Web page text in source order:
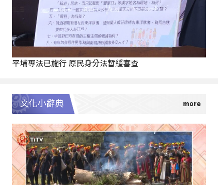
平埔專法已施行 原民身分法暫緩審查
文化小辭典